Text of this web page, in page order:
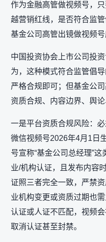
作为金融高管做视频号，
越营销红线，是否符合监
基金公司高管出镜做视频
中国投资协会上市公司投
为，这种模式符合监管倡
严格合规即可；但基金公
资质合规、内容边界、舆
一是平台资质合规风险：
微信视频号2026年4月1日
号宣称“基金公司总经理”
业/机构认证‌，且发布内容
证照三者完全一致‌，严禁
业机构变更或资质过期也
认证或人证不匹配，视频
取消认证甚至封禁。